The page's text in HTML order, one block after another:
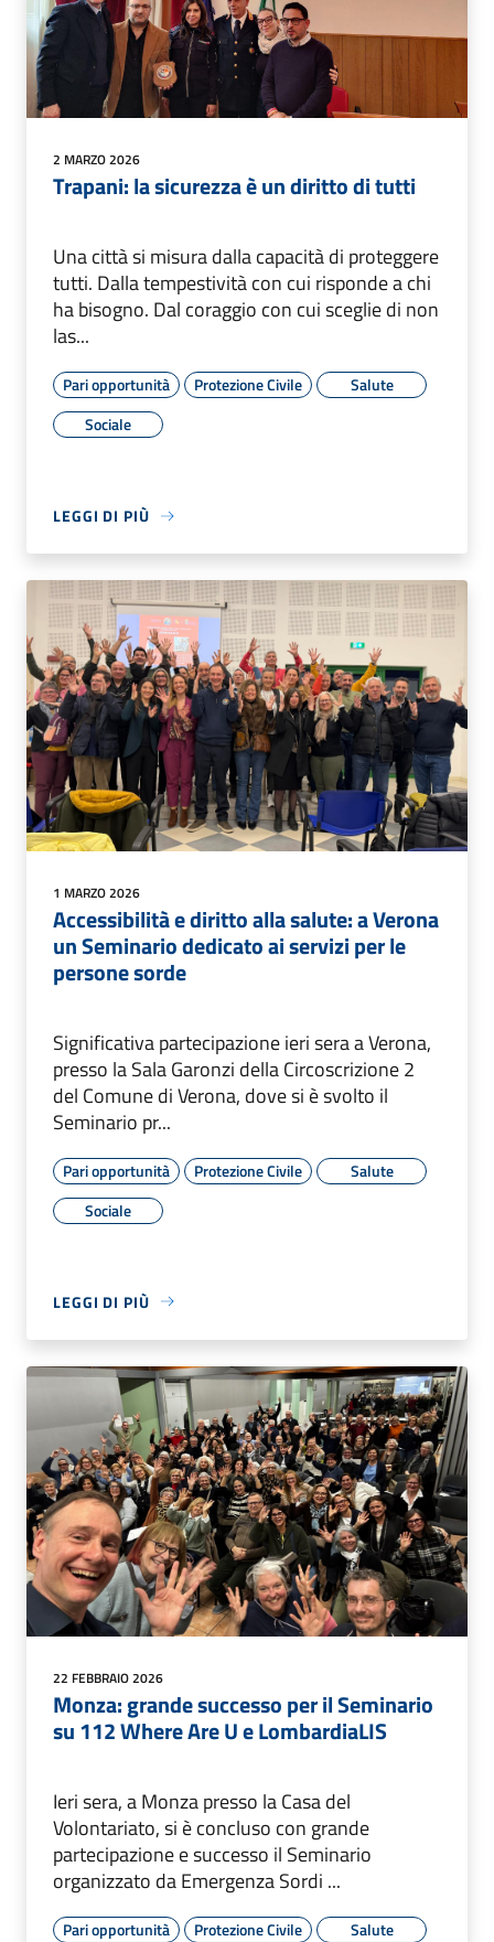
2 MARZO 2026
Trapani: la sicurezza è un diritto di tutti
Una città si misura dalla capacità di proteggere
tutti. Dalla tempestività con cui risponde a chi
ha bisogno. Dal coraggio con cui sceglie di non
las...
Pari opportunità Protezione Civile
Salute
Sociale
LEGGI DI PIÙ
1 MARZO 2026
Accessibilità e diritto alla salute: a Verona
un Seminario dedicato ai servizi per le
persone sorde
Significativa partecipazione ieri sera a Verona,
presso la Sala Garonzi della Circoscrizione 2
del Comune di Verona, dove si è svolto il
Seminario pr...
Pari opportunità Protezione Civile
Salute
Sociale
LEGGI DI PIÙ
22 FEBBRAIO 2026
Monza: grande successo per il Seminario
su 112 Where Are U e LombardiaLIS
Ieri sera, a Monza presso la Casa del
Volontariato, si è concluso con grande
partecipazione e successo il Seminario
organizzato da Emergenza Sordi ...
Pari opportunità Protezione Civile
Salute